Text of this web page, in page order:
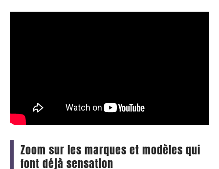
Zoom sur les marques et modèles qui
font déjà sensation